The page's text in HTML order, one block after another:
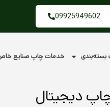
09925949602
خدمات چاپ صنایع
دیجیتال